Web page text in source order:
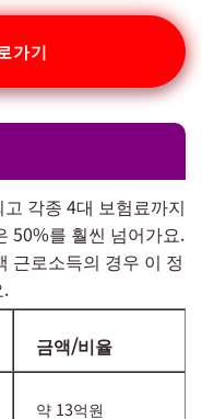
가기
각종 4대 보험료까지
50%를 훨씬 넘어가요.
근로소득의 경우 이 정
.
금액/비율
약 13억원